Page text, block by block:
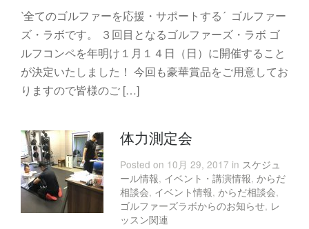
‵全てのゴルファーを応援・サポートする´ ゴルファー
ズ・ラボです。 ３回目となるゴルファーズ・ラボ ゴ
ルフコンペを年明け１月１４日（日）に開催すること
が決定いたしました！ 今回も豪華賞品をご用意してお
りますので皆様のご […]
体力測定会
Posted on 10月 29, 2017 in スケジュ
ール情報, イベント・講演情報, からだ
相談会, イベント情報, からだ相談会,
ゴルファーズラボからのお知らせ, レ
ッスン関連